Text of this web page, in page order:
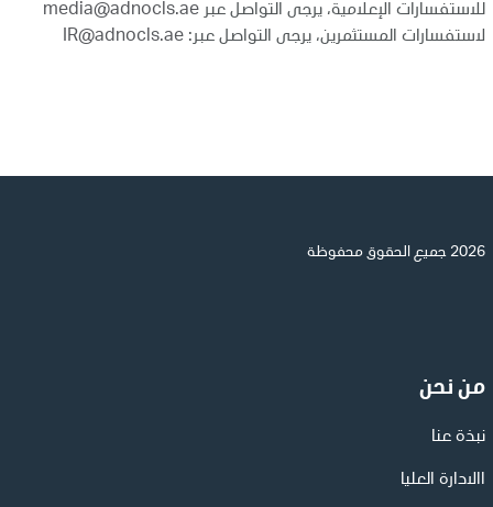
للاستفسارات الإعلامية، يرجى التواصل عبرmedia@adnocls.ae
لاستفسارات المستثمرين، يرجى التواصل عبر:IR@adnocls.ae
2026 جميع الحقوق محفوظة
من نحن
نبذة عنا
االادارة العليا